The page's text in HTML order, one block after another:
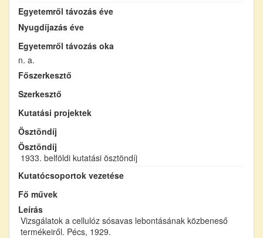
Egyetemről távozás éve
Nyugdíjazás éve
Egyetemről távozás oka
n. a.
Főszerkesztő
Szerkesztő
Kutatási projektek
Ösztöndíj
Ösztöndíj
1933. belföldi kutatási ösztöndíj
Kutatócsoportok vezetése
Fő művek
Leírás
Vizsgálatok a cellulóz sósavas lebontásának közbeneső
termékeiről. Pécs, 1929.